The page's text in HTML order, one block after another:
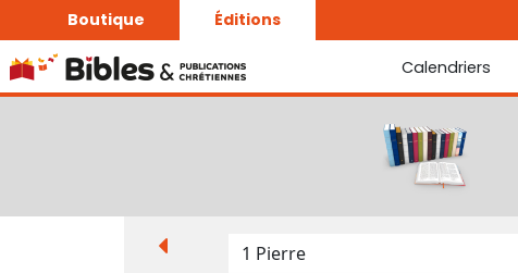
Boutique Éditions
Calendriers
La Bonne Semence
Le Seigneur est proche